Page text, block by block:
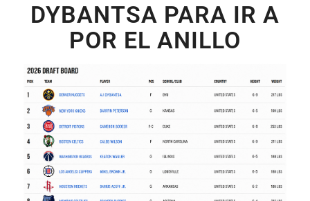
DYBANTSA PARA IR A
POR EL ANILLO